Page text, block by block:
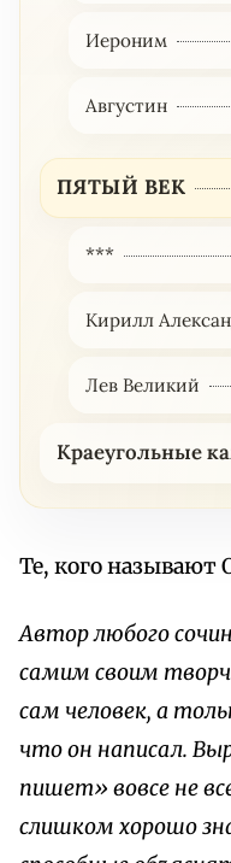
Иероним
Августин
ПЯТЫЙ ВЕК
***
Кирилл
Лев Великий
Краеугольные
Те, кого называют
Автор любого
самим своим
сам человек, а
что он написал.
пишет» вовсе не
слишком хорошо